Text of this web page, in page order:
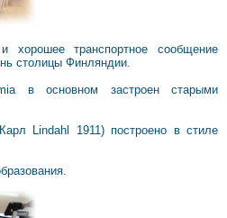
хорошее транспортное сообщение
столицы Финляндии.
в основном застроен старыми
Lindahl 1911) построено в стиле